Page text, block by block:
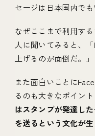
セージは日本国内でも
なぜここまで利用す
人に聞いてみると、
上げるのが面倒だ。」
また面白いことに
るのも大きなポイン
はスタンプが発達し
を送るという文化が